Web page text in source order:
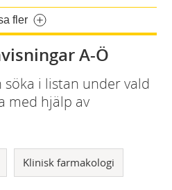
fler
A-Ö
söka i listan under vald
med hjälp av
Klinisk farmakologi